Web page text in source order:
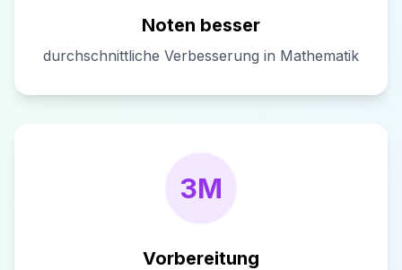
Noten besser
durchschnittliche Verbesserung in Mathematik
3M
Vorbereitung